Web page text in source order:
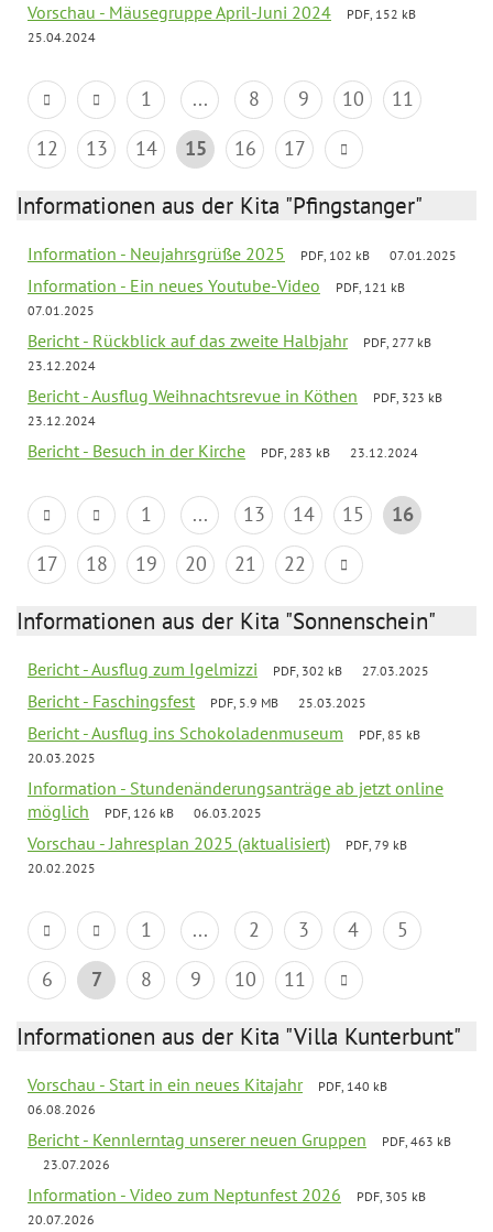
Vorschau - Mäusegruppe April-Juni 2024
PDF, 152 kB
25.04.2024
1 ... 8 9 10
11
12
13 14 15 16 17
Informationen aus der Kita "Pfingstanger"
Information - Neujahrsgrüße 2025 PDF, 102 kB 07.01.2025
Information - Ein neues Youtube-Video
PDF, 121 kB
07.01.2025
Bericht - Rückblick auf das zweite Halbjahr
PDF, 277 kB
23.12.2024
Bericht - Ausflug Weihnachtsrevue in Köthen
PDF, 323 kB
23.12.2024
Bericht - Besuch in der Kirche PDF, 283 kB 23.12.2024
1 ... 13 14 15
16
17
18 19 20 21 22
Informationen aus der Kita "Sonnenschein"
Bericht - Ausflug zum Igelmizzi PDF, 302 kB 27.03.2025
Bericht - Faschingsfest PDF, 5.9 MB 25.03.2025
Bericht - Ausflug ins Schokoladenmuseum
PDF, 85 kB
20.03.2025
Information - Stundenänderungsanträge ab jetzt online
möglich
PDF, 126 kB 06.03.2025
Vorschau - Jahresplan 2025 (aktualisiert)
PDF, 79 kB
20.02.2025
1 ... 2 3 4
5
6
7 8 9 10 11
Informationen aus der Kita "Villa Kunterbunt"
Vorschau - Start in ein neues Kitajahr
PDF, 140 kB
06.08.2026
Bericht - Kennlerntag unserer neuen Gruppen
PDF, 463 kB
23.07.2026
Information - Video zum Neptunfest 2026
PDF, 305 kB
20.07.2026